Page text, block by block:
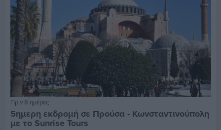
Πριν 8 ημέρες
5ημερη εκδρομή σε Προύσα - Κωνσταντινούπολη
με το Sunrise Tours